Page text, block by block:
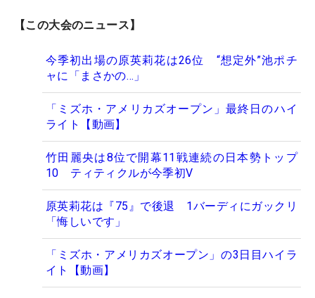
【この大会のニュース】
今季初出場の原英莉花は26位 “想定外”池ポチ
ャに「まさかの…」
「ミズホ・アメリカズオープン」最終日のハイ
ライト【動画】
竹田麗央は8位で開幕11戦連続の日本勢トップ
10 ティティクルが今季初V
原英莉花は『75』で後退 1バーディにガックリ
「悔しいです」
「ミズホ・アメリカズオープン」の3日目ハイラ
イト【動画】